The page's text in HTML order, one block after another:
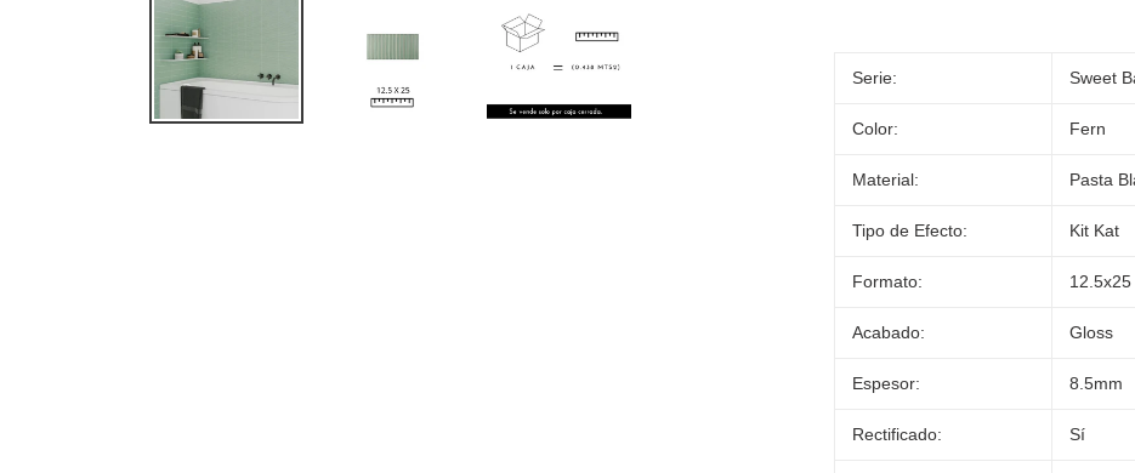
Serie: Sweet
Color: Fern
Material: Pasta
Tipo de Efecto: Kit Kat
Formato: 12.5x25
Acabado: Gloss
Espesor: 8.5mm
Rectificado: Sí